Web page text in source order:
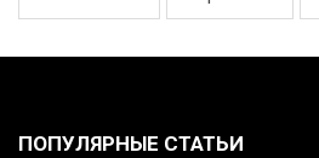
ПОПУЛЯРНЫЕ СТАТЬИ